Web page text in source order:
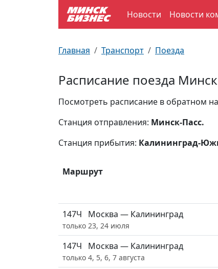
Новости Новости
Главная Транспорт Поезда
Расписание поезда
Посмотреть расписание в обратном
Станция отправления: Минск-Пасс.
Станция прибытия: Калининград-
Маршрут
147Ч Москва — Калининград
только 23, 24 июля
147Ч Москва — Калининград
только 4, 5, 6, 7 августа
Улицы Минска
Производственный календарь
Документы для ЗАГСа
Пробки на дорогах